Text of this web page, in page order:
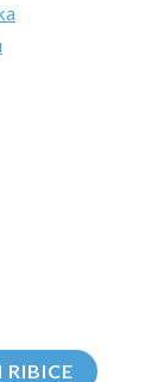
RIBICE